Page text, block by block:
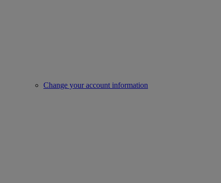
Change your account information